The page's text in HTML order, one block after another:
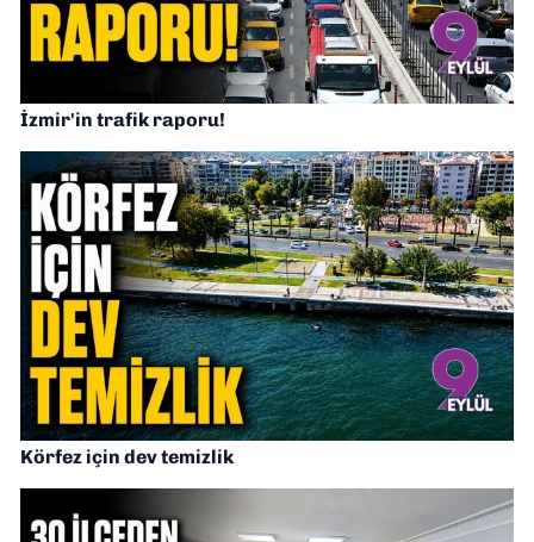
İzmir'in trafik raporu!
Körfez için dev temizlik